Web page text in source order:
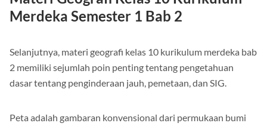
Merdeka Semester 1 Bab 2
Selanjutnya, materi geografi kelas 10 kurikulum merdeka bab
2 memiliki sejumlah poin penting tentang pengetahuan
dasar tentang penginderaan jauh, pemetaan, dan SIG.
Peta adalah gambaran konvensional dari permukaan bumi